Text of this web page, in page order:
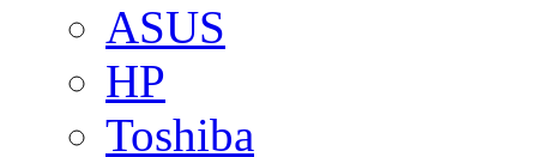
ASUS
HP
Toshiba